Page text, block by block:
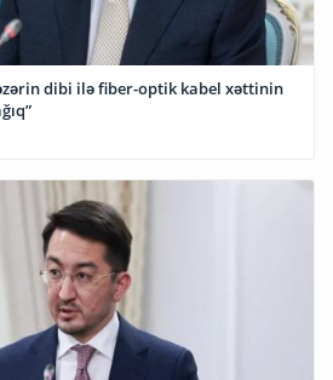
dibi ilə fiber-optik kabel xəttinin